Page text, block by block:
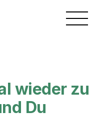
wieder zu
Du